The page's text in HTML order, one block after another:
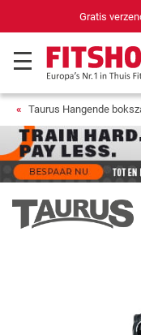
Taurus Hangende